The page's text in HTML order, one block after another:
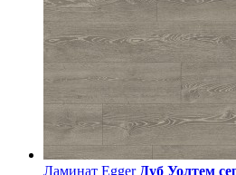
Ламинат Egger Дуб Уолтем